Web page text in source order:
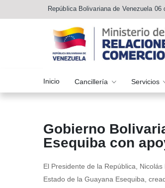
República Bolivariana de Venezuela 06
Inicio Cancillería Servicios
Gobierno
Esequiba con
El Presidente de la República,
Estado de la Guayana Esequiba,